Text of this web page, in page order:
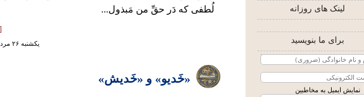
لینک های روزانه
برای ما بنویسید
نمایش ایمیل به مخاطبین
لُطفی که دَر حقِّ من مَبذول...
يكشنبه ۲۶ مرداد ۱۳۹۹ ساعت ۹:۳۸
«خَدیو» و «خَدیش»